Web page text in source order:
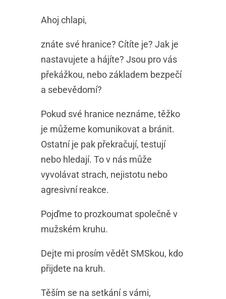
Ahoj chlapi,
znáte své hranice? Cítíte je? Jak je
nastavujete a hájíte? Jsou pro vás
překážkou, nebo základem bezpečí
a sebevědomí?
Pokud své hranice neznáme, těžko
je můžeme komunikovat a bránit.
Ostatní je pak překračují, testují
nebo hledají. To v nás může
vyvolávat strach, nejistotu nebo
agresivní reakce.
Pojďme to prozkoumat společně v
mužském kruhu.
Dejte mi prosím vědět SMSkou, kdo
přijdete na kruh.
Těším se na setkání s vámi,